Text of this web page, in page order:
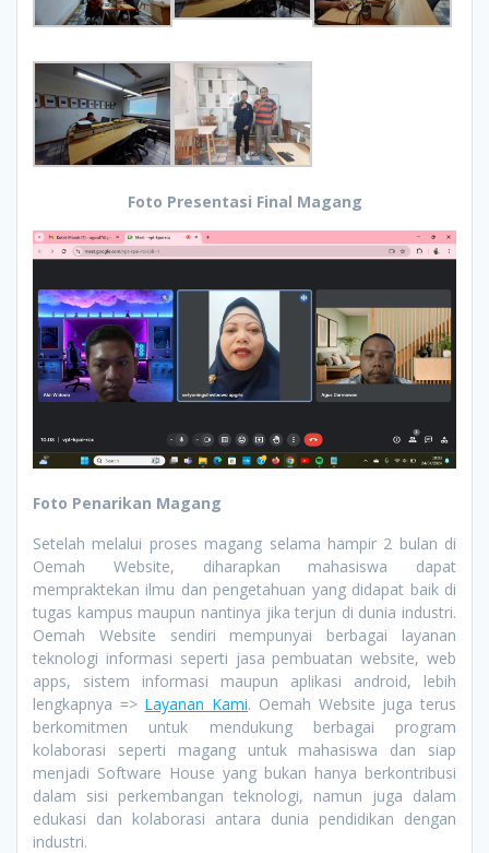
Foto Presentasi Final Magang
Foto Penarikan Magang
Setelah melalui proses magang selama hampir 2 bulan di
Oemah Website, diharapkan mahasiswa dapat
mempraktekan ilmu dan pengetahuan yang didapat baik di
tugas kampus maupun nantinya jika terjun di dunia industri.
Oemah Website sendiri mempunyai berbagai layanan
teknologi informasi seperti jasa pembuatan website, web
apps, sistem informasi maupun aplikasi android, lebih
lengkapnya => Layanan Kami. Oemah Website juga terus
berkomitmen untuk mendukung berbagai program
kolaborasi seperti magang untuk mahasiswa dan siap
menjadi Software House yang bukan hanya berkontribusi
dalam sisi perkembangan teknologi, namun juga dalam
edukasi dan kolaborasi antara dunia pendidikan dengan
industri.